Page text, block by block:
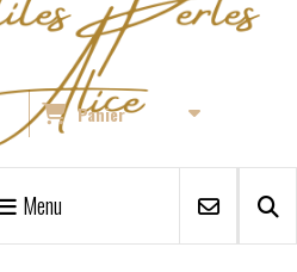
Panier
Menu